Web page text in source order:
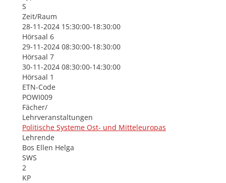
S
Zeit/Raum
28-11-2024 15:30:00-18:30:00
Hörsaal 6
29-11-2024 08:30:00-18:30:00
Hörsaal 7
30-11-2024 08:30:00-14:30:00
Hörsaal 1
ETN-Code
POWI009
Fächer/
Lehrveranstaltungen
Politische Systeme Ost- und Mitteleuropas
Lehrende
Bos Ellen Helga
SWS
2
KP